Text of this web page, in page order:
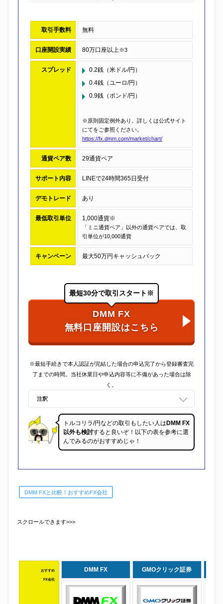
取引手数料 無料
口座開設実績 80万口座以上※3
スプレッド
0.2銭（米ドル/円）
0.4銭（ユーロ/円）
0.9銭（ポンド/円）
※原則固定例外あり。詳しくは公式サイト
にてをご参照ください。
https://fx.dmm.com/market/chart/
通貨ペア数 29通貨ペア
サポート内容 LINEで24時間365日受付
デモトレード あり
最低取引単位 1,000通貨※
「ミニ通貨ペア」以外の通貨ペアでは、取
引単位が10,000通貨
キャンペーン 最大50万円キャッシュバック
最短30分で取引スタート※
DMM FX
無料口座開設はこちら
※最短手続きで本人認証が完結した場合の申込完了から登録審査完
了までの時間。当社休業日や申込内容等に不備があった場合は除
く。
注釈
トルコリラ/円などの取引もしたい人は DMM FX
以外も検討すると良いぞ！以下の表を参考に選
んでみるのがおすすめじゃ！
DMM FXと比較！おすすめFX会社
スクロールできます>>>
おすすめ
FX会社
DMM FX GMOクリック証券